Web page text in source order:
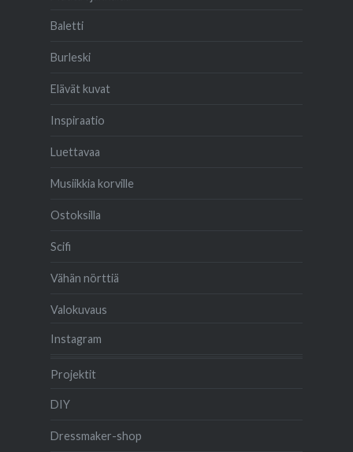
Baletti
Burleski
Elävät kuvat
Inspiraatio
Luettavaa
Musiikkia korville
Ostoksilla
Scifi
Vähän nörttiä
Valokuvaus
Instagram
Projektit
DIY
Dressmaker-shop